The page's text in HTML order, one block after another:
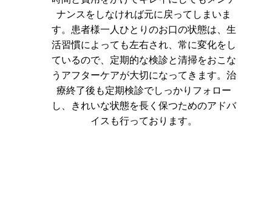
ナンスをしなければ元に戻ってしまいま
す。 患者様一人ひとりのお口の状態は、生
活習慣によっても左右され、常に変化をし
ているので、 定期的な検診と清掃をおこな
うアフターケアが大切になってきます。 治
療終了後も定期検診でしっかりフォロー
し、きれいな状態を長く保つためのアドバ
イスも行っております。